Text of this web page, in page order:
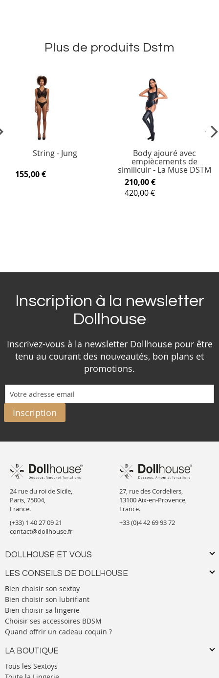
Plus de produits Dstm
String - Jung
155,00 €
Body ajouré avec
empiècements de
similicuir - La Muse DSTM
210,00 €
420,00 €
Inscription à la newsletter
Dollhouse
Inscrivez-vous à la newsletter Dollhouse pour être
tenu au courant des nouveautés, bon plans et
promotions.
Inscription
24 rue du roi de Sicile,
Paris, 75004,
France.
(+33) 1 40 27 09 21
contact@dollhouse.fr
DOLLHOUSE ET VOUS
LES CONSEILS DE DOLLHOUSE
Bien choisir son sextoy
Bien choisir son lubrifiant
Bien choisir sa lingerie
Choisir ses accessoires BDSM
Quand offrir un cadeau coquin ?
LA BOUTIQUE
Tous les Sextoys
27, rue des Cordeliers,
13100 Aix-en-Provence,
France.
+33 (0)4 42 69 93 72